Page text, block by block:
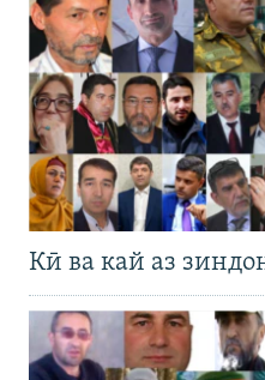
Кӣ ва кай аз